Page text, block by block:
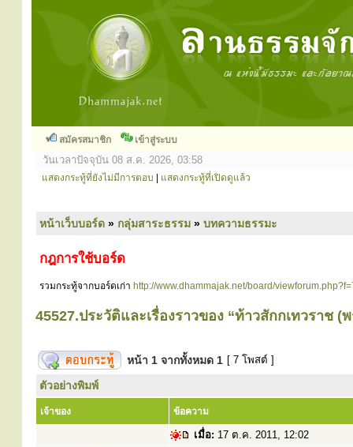
สมัครสมาชิก เข้าสู่ระบบ
วันเวลาปัจจุบัน 08 ส.ค. 2026, 03:58
แสดงกระทู้ที่ยังไม่มีการตอบ แสดงกระทู้ที่เปิดดูแล้ว
หน้าเว็บบอร์ด » กลุ่มสาระธรรม » บทความธรรมะ
กฎการใช้บอร์ด
รวมกระทู้จากบอร์ดเก่า http://www.dhammajak.net/board/
45527.ประวัติและเรื่องราวของ “ท้าวสักกเทวราช (
หน้า 1 จากทั้งหมด 1 [ 7 โพสต์ ]
ตัวอย่างพิมพ์
เจ้าของ ข้อความ
เมื่อ: 17 ต.ค. 2011, 12:02